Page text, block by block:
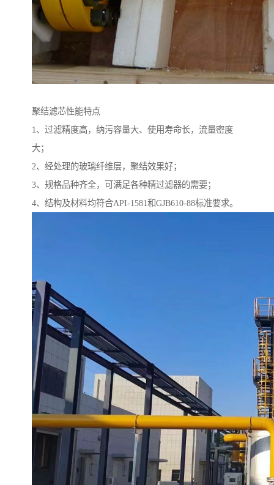
聚结滤芯性能特点
1、过滤精度高，纳污容量大、使用寿命长，流量密度
大；
2、经处理的玻璃纤维层，聚结效果好；
3、规格品种齐全，可满足各种精过滤器的需要；
4、结构及材料均符合API-1581和GJB610-88标准要求。